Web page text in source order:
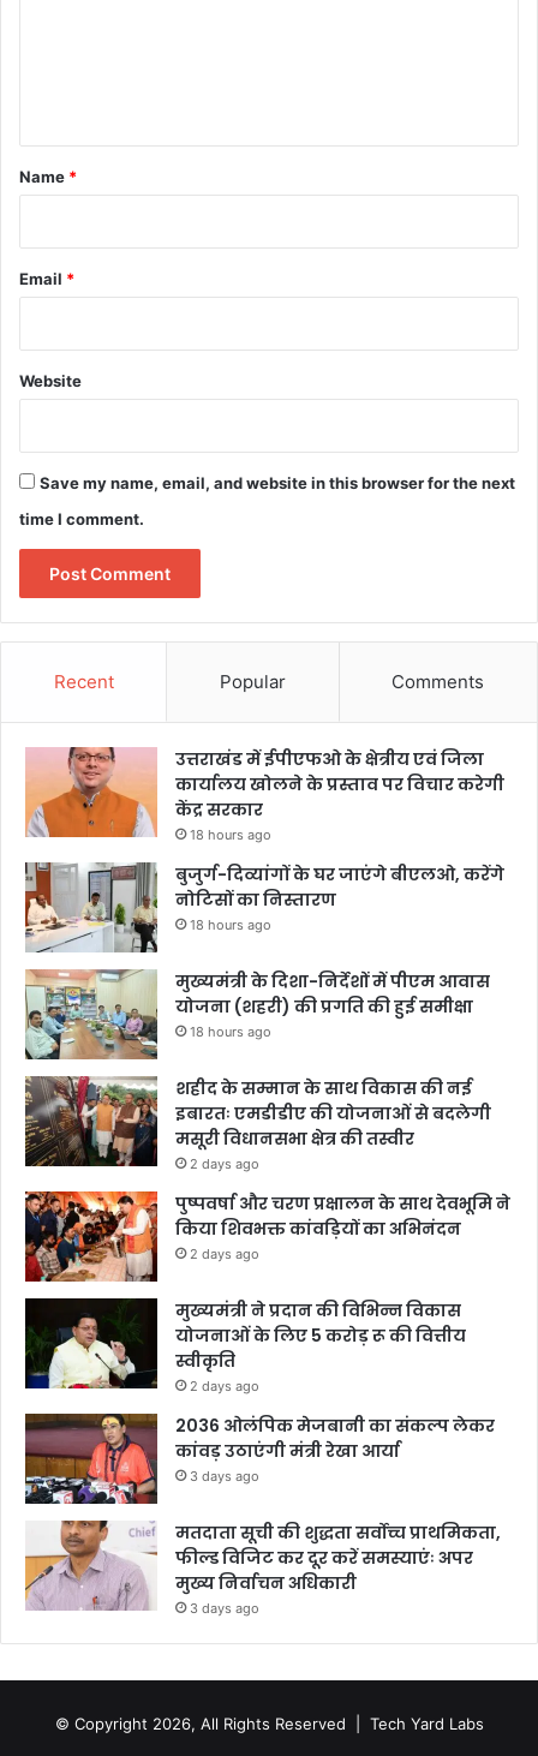
*
Name *
Email *
Website
Save my name, email, and website in this browser for the next
time I comment.
Recent Popular Comments
उत्तराखंड में ईपीएफओ के क्षेत्रीय एवं जिला
कार्यालय खोलने के प्रस्ताव पर विचार करेगी
केंद्र सरकार
18 hours ago
बुजुर्ग-दिव्यांगों के घर जाएंगे बीएलओ, करेंगे
नोटिसों का निस्तारण
18 hours ago
मुख्यमंत्री के दिशा-निर्देशों में पीएम आवास
योजना (शहरी) की प्रगति की हुई समीक्षा
18 hours ago
शहीद के सम्मान के साथ विकास की नई
इबारतः एमडीडीए की योजनाओं से बदलेगी
मसूरी विधानसभा क्षेत्र की तस्वीर
2 days ago
पुष्पवर्षा और चरण प्रक्षालन के साथ देवभूमि ने
किया शिवभक्त कांवड़ियों का अभिनंदन
2 days ago
मुख्यमंत्री ने प्रदान की विभिन्न विकास
योजनाओं के लिए 5 करोड़ रू की वित्तीय
स्वीकृति
2 days ago
2036 ओलंपिक मेजबानी का संकल्प लेकर
कांवड़ उठाएंगी मंत्री रेखा आर्या
3 days ago
मतदाता सूची की शुद्धता सर्वोच्च प्राथमिकता,
फील्ड विजिट कर दूर करें समस्याएंः अपर
मुख्य निर्वाचन अधिकारी
3 days ago
© Copyright 2026, All Rights Reserved | Tech Yard Labs